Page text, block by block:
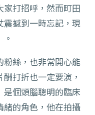
打招呼，然而町田
震撼到一時忘記，現
絲，也非常開心能
打折也一定要演，
個頭腦聰明的臨床
緒的角色，他在拍攝